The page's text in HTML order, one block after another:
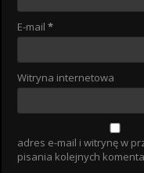
E-mail*
Witryna internetowa
adres e-mail i witrynę w
pisania kolejnych